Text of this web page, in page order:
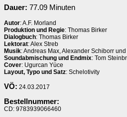
Dauer: 77.09 Minuten
Autor: A.F. Morland
Produktion und Regie: Thomas Birker
Dialogbuch: Thomas Birker
Lektorat: Alex Streb
Musik: Andreas Max, Alexander Schiborr
Soundabmischung und Endmix: Tom
Cover: Ugurcan Yüce
Layout, Typo und Satz: Schelotivity
VÖ: 24.03.2017
Bestellnummer:
CD: 9783939066460